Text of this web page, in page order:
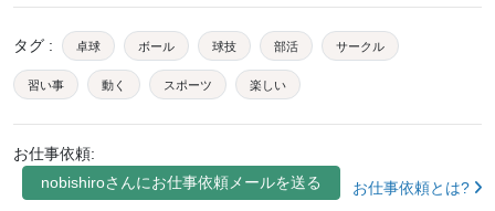
タグ : 卓球 ボール 球技 部活 サークル
習い事 動く スポーツ 楽しい
スタイリッシュ 活動 ワンポイント
アニメーション
フリー 素材
お仕事依頼:
nobishiroさんにお仕事依頼メールを送る お仕事依頼とは?